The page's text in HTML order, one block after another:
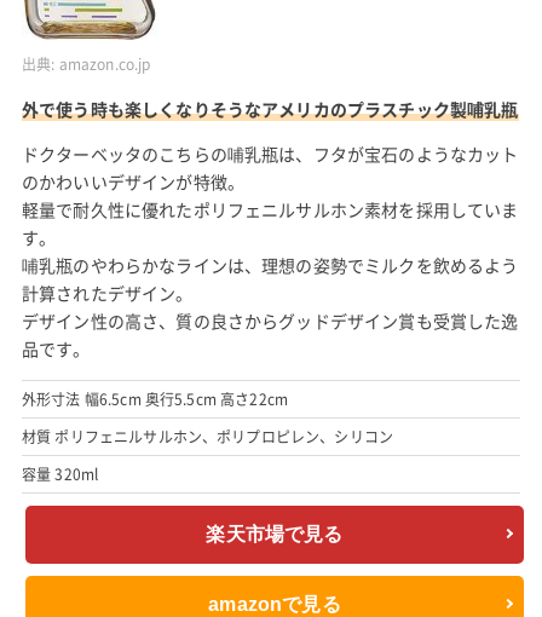
出典: amazon.co.jp
外で使う時も楽しくなりそうなアメリカのプラスチック製哺乳瓶
ドクターベッタのこちらの哺乳瓶は、フタが宝石のようなカット
のかわいいデザインが特徴。
軽量で耐久性に優れたポリフェニルサルホン素材を採用していま
す。
哺乳瓶のやわらかなラインは、理想の姿勢でミルクを飲めるよう
計算されたデザイン。
デザイン性の高さ、質の良さからグッドデザイン賞も受賞した逸
品です。
外形寸法 幅6.5cm 奥行5.5cm 高さ22cm
材質 ポリフェニルサルホン、ポリプロピレン、シリコン
容量 320ml
楽天市場で見る
amazonで見る